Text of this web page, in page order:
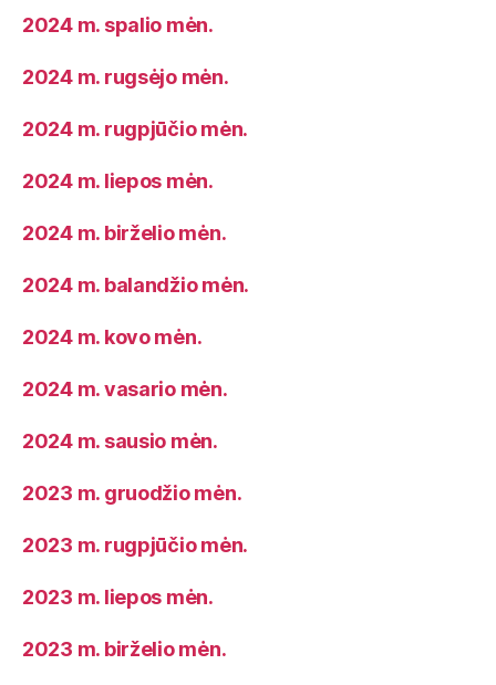
2024 m. spalio mėn.
2024 m. rugsėjo mėn.
2024 m. rugpjūčio mėn.
2024 m. liepos mėn.
2024 m. birželio mėn.
2024 m. balandžio mėn.
2024 m. kovo mėn.
2024 m. vasario mėn.
2024 m. sausio mėn.
2023 m. gruodžio mėn.
2023 m. rugpjūčio mėn.
2023 m. liepos mėn.
2023 m. birželio mėn.